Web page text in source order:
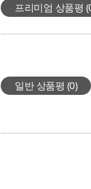
프리미엄 상품평 (
일반 상품평 (0)